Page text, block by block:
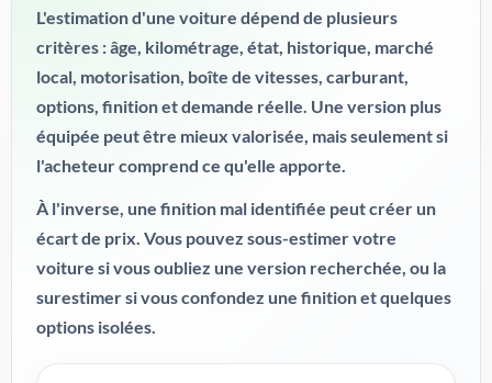
L'estimation d'une voiture dépend de plusieurs
critères : âge, kilométrage, état, historique, marché
local, motorisation, boîte de vitesses, carburant,
options, finition et demande réelle. Une version plus
équipée peut être mieux valorisée, mais seulement si
l'acheteur comprend ce qu'elle apporte.
À l'inverse, une finition mal identifiée peut créer un
écart de prix. Vous pouvez sous-estimer votre
voiture si vous oubliez une version recherchée, ou la
surestimer si vous confondez une finition et quelques
options isolées.